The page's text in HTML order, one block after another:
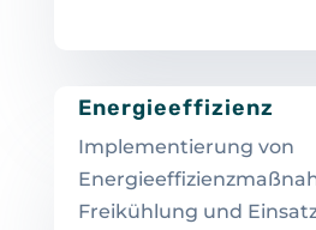
Energieeffizienz
Implementierung von
Freikühlung und